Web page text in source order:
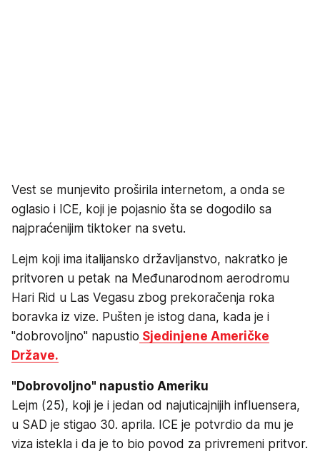
Vest se munjevito proširila internetom, a onda se
oglasio i ICE, koji je pojasnio šta se dogodilo sa
najpraćenijim tiktoker na svetu.
Lejm koji ima italijansko državljanstvo, nakratko je
pritvoren u petak na Međunarodnom aerodromu
Hari Rid u Las Vegasu zbog prekoračenja roka
boravka iz vize. Pušten je istog dana, kada je i
"dobrovoljno" napustio Sjedinjene Američke
Države.
"Dobrovoljno" napustio Ameriku
Lejm (25), koji je i jedan od najuticajnijih influensera,
u SAD je stigao 30. aprila. ICE je potvrdio da mu je
viza istekla i da je to bio povod za privremeni pritvor.